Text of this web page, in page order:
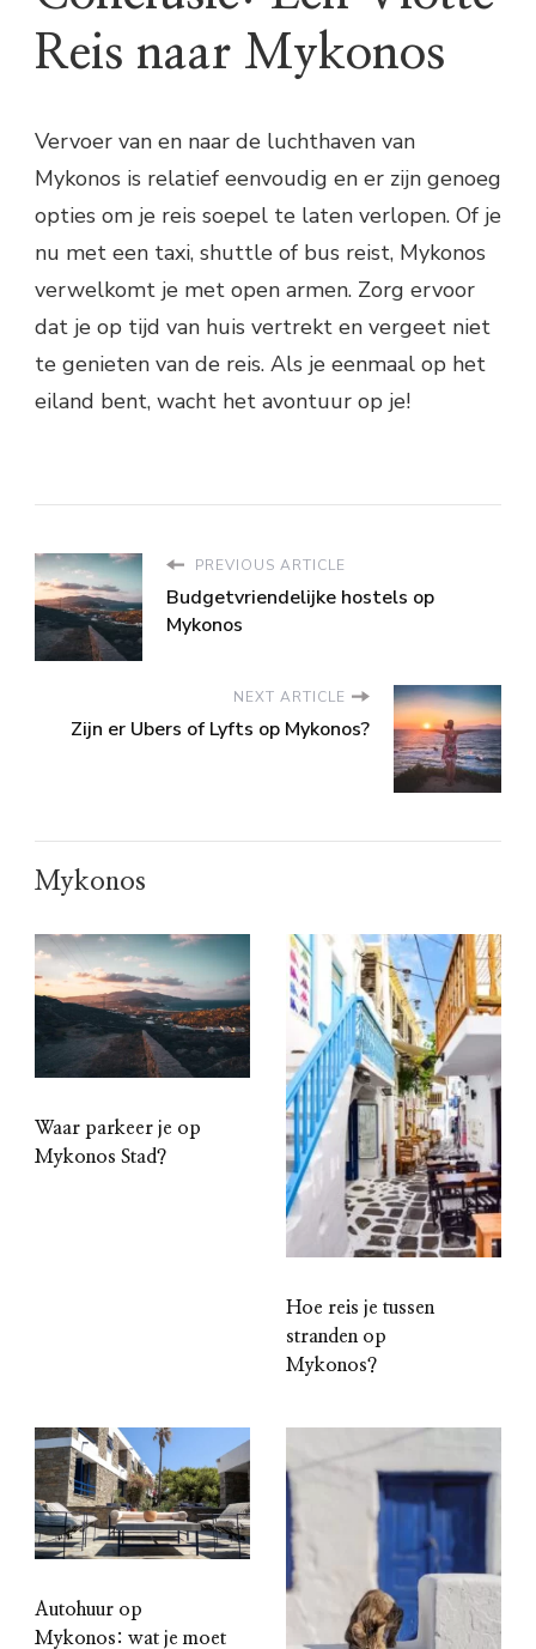
Reis naar Mykonos
Vervoer van en naar de luchthaven van
Mykonos is relatief eenvoudig en er zijn genoeg
opties om je reis soepel te laten verlopen. Of je
nu met een taxi, shuttle of bus reist, Mykonos
verwelkomt je met open armen. Zorg ervoor
dat je op tijd van huis vertrekt en vergeet niet
te genieten van de reis. Als je eenmaal op het
eiland bent, wacht het avontuur op je!
PREVIOUS ARTICLE
Budgetvriendelijke hostels op
Mykonos
NEXT ARTICLE
Zijn er Ubers of Lyfts op Mykonos?
Mykonos
Waar parkeer je op
Mykonos Stad?
Hoe reis je tussen
stranden op
Mykonos?
Autohuur op
Mykonos: wat je moet